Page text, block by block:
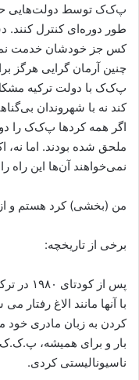
پ‌ک‌ک توسط دولت‌هایی
طور دوره‌ای کنترل کنند.
کس جز خودشان خدمت نمی
چنین آرمان گرایی هرگز
پ‌ک‌ک با دولت ترکیه
کند نه با شهروندان
اگر همه کردها پ‌ک‌ک را
ملحق شده بودند. اما
نمی‌خواهند آن‌ها این راه
من (بخشی) کرد هستم و
برخی از تاریخچه:
پس از
با آنها مانند الاغ
کردن به زبان مادری خود
بار و برای همیشه،
ناسیونالیستی کردی.